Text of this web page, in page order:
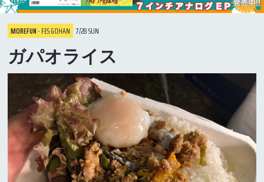
MOREFUN- FES GOHAN 7/28 SUN
ガパオライス